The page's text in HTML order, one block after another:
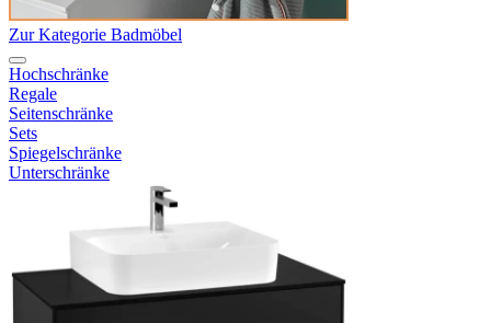
Zur Kategorie Badmöbel
Hochschränke
Regale
Seitenschränke
Sets
Spiegelschränke
Unterschränke